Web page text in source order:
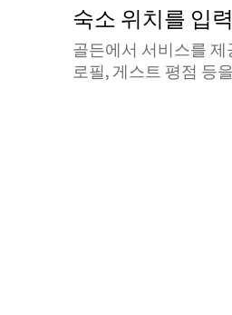
숙소 위치를 입
골든에서 서비스를
로필, 게스트 평점 등